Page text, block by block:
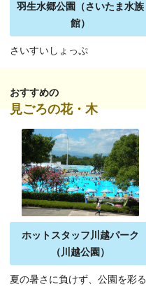
羽生水郷公園（さいたま水族
館）
さいすいしょっぷ
おすすめの
見ごろの花・木
ホットスタッフ川越パーク
（川越公園）
夏の暑さに負けず、公園を彩る